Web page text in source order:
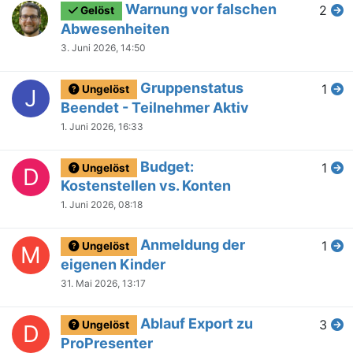
Gelöst
Warnung vor falschen
Abwesenheiten
3. Juni 2026, 14:50
2
J Ungelöst
Gruppenstatus
Beendet - Teilnehmer Aktiv
1. Juni 2026, 16:33
1
D Ungelöst
Budget:
Kostenstellen vs. Konten
1. Juni 2026, 08:18
1
M Ungelöst
Anmeldung der
eigenen Kinder
31. Mai 2026, 13:17
1
D Ungelöst
Ablauf Export zu
ProPresenter
3